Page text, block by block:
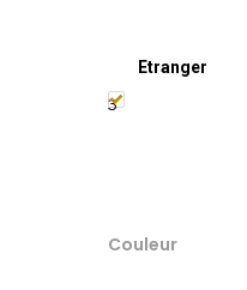
Etranger
3
Couleur